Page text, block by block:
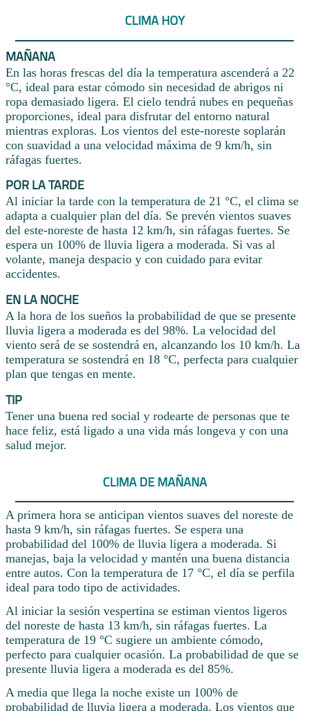
CLIMA HOY
MAÑANA
En las horas frescas del día la temperatura ascenderá a 22
°C, ideal para estar cómodo sin necesidad de abrigos ni
ropa demasiado ligera. El cielo tendrá nubes en pequeñas
proporciones, ideal para disfrutar del entorno natural
mientras exploras. Los vientos del este-noreste soplarán
con suavidad a una velocidad máxima de 9 km/h, sin
ráfagas fuertes.
POR LA TARDE
Al iniciar la tarde con la temperatura de 21 °C, el clima se
adapta a cualquier plan del día. Se prevén vientos suaves
del este-noreste de hasta 12 km/h, sin ráfagas fuertes. Se
espera un 100% de lluvia ligera a moderada. Si vas al
volante, maneja despacio y con cuidado para evitar
accidentes.
EN LA NOCHE
A la hora de los sueños la probabilidad de que se presente
lluvia ligera a moderada es del 98%. La velocidad del
viento será de se sostendrá en, alcanzando los 10 km/h. La
temperatura se sostendrá en 18 °C, perfecta para cualquier
plan que tengas en mente.
TIP
Tener una buena red social y rodearte de personas que te
hace feliz, está ligado a una vida más longeva y con una
salud mejor.
CLIMA DE MAÑANA
A primera hora se anticipan vientos suaves del noreste de
hasta 9 km/h, sin ráfagas fuertes. Se espera una
probabilidad del 100% de lluvia ligera a moderada. Si
manejas, baja la velocidad y mantén una buena distancia
entre autos. Con la temperatura de 17 °C, el día se perfila
ideal para todo tipo de actividades.
Al iniciar la sesión vespertina se estiman vientos ligeros
del noreste de hasta 13 km/h, sin ráfagas fuertes. La
temperatura de 19 °C sugiere un ambiente cómodo,
perfecto para cualquier ocasión. La probabilidad de que se
presente lluvia ligera a moderada es del 85%.
A media que llega la noche existe un 100% de
probabilidad de lluvia ligera a moderada. Los vientos que